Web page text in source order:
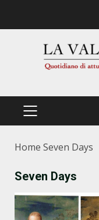
PRIMÄRES
Home Seven Days
Seven Days